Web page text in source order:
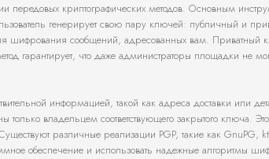
передовых криптографических методов. Основным
генерирует свою пару ключей: публичный и
шифрования сообщений, адресованных вам. Приватный
гарантирует, что даже администраторы площадки не
информацией, такой как адреса доставки или
только владельцем соответствующего закрытого
различные реализации PGP, такие как GnuPG,
обеспечение и использовать надежные алгоритмы